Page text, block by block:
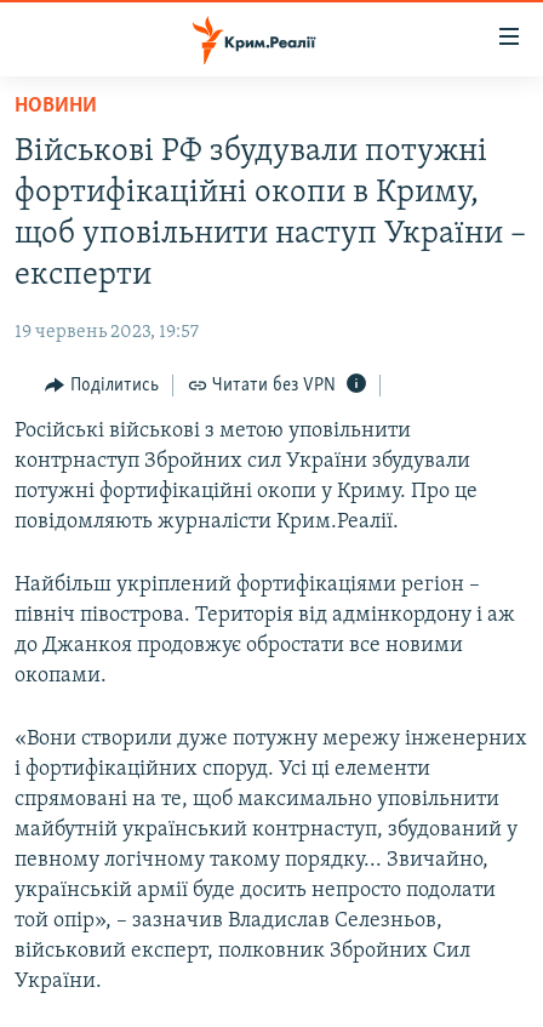
Перейти
основного
матеріалу
Перейти
до
основної
Перейти
пошуку
ВОДА.КРИМ
ВІДЕО ТА ФОТО
ПОГЛЯД
ІНТЕРВ'Ю
ВСЕ ЗА ДЕНЬ
СПЕЦПРОЕКТИ
ДЕПОРТАЦІЯ
СВІДЧЕННЯ ОКУПАЦІЇ
УКРАЇНСЬКА ПРОБЛЕМА КРИМУ
ЯК ОБІЙТИ БЛОКУВАННЯ
Русский
Усі сайти RFE/RL
НОВИНИ
Військові РФ збудували потужні
фортифікаційні окопи в Криму,
щоб уповільнити наступ України –
експерти
19 червень 2023, 19:57
Поділитись Читати без VPN
Російські військові з метою уповільнити
контрнаступ Збройних сил України збудували
потужні фортифікаційні окопи у Криму. Про це
повідомляють журналісти Крим.Реалії.
Найбільш укріплений фортифікаціями регіон –
північ півострова. Територія від адмінкордону і аж
до Джанкоя продовжує обростати все новими
окопами.
«Вони створили дуже потужну мережу інженерних
і фортифікаційних споруд. Усі ці елементи
спрямовані на те, щоб максимально уповільнити
майбутній український контрнаступ, збудований у
певному логічному такому порядку... Звичайно,
українській армії буде досить непросто подолати
той опір», – зазначив Владислав Селезньов,
військовий експерт, полковник Збройних Сил
України.